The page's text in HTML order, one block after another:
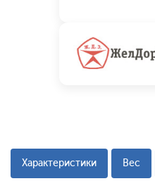
Характеристики Вес